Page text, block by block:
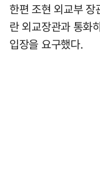
한편 조현 외교부 장
란 외교장관과 통화
입장을 요구했다.